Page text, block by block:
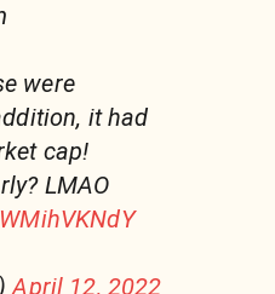
were
it had
cap!
LMAO
April 12, 2022